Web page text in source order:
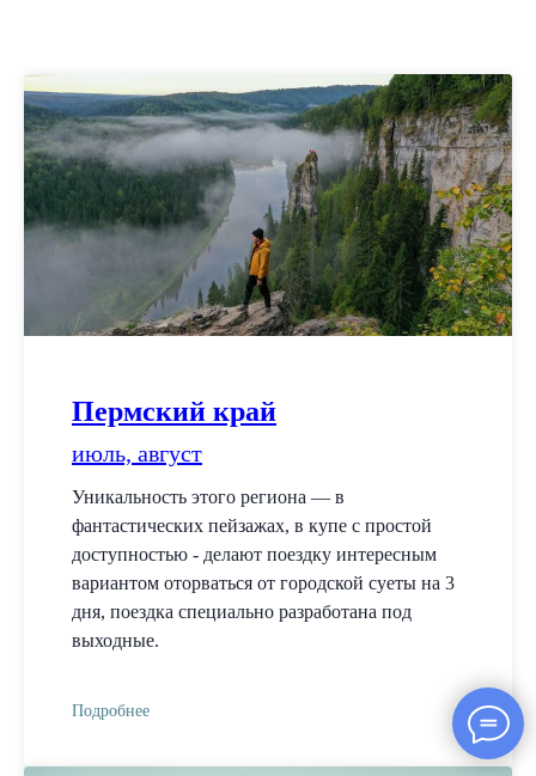
Пермский край
июль, август
Уникальность этого региона — в
фантастических пейзажах, в купе с простой
доступностью - делают поездку интересным
вариантом оторваться от городской суеты на 3
дня, поездка специально разработана под
выходные.
Подробнее